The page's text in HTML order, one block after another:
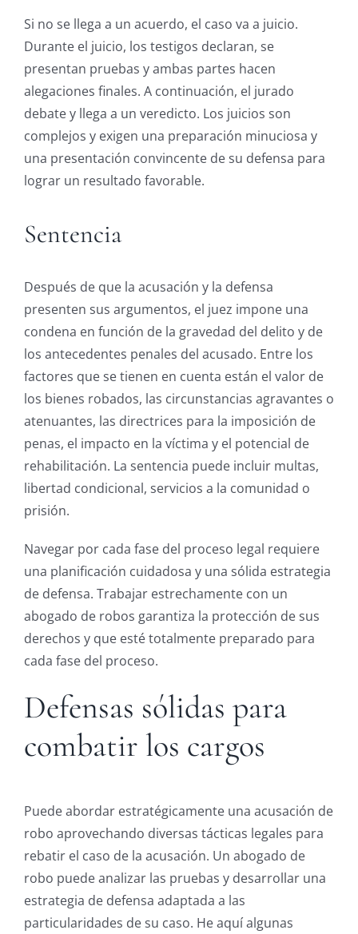
Si no se llega a un acuerdo, el caso va a juicio.
Durante el juicio, los testigos declaran, se
presentan pruebas y ambas partes hacen
alegaciones finales. A continuación, el jurado
debate y llega a un veredicto. Los juicios son
complejos y exigen una preparación minuciosa y
una presentación convincente de su defensa para
lograr un resultado favorable.
Sentencia
Después de que la acusación y la defensa
presenten sus argumentos, el juez impone una
condena en función de la gravedad del delito y de
los antecedentes penales del acusado. Entre los
factores que se tienen en cuenta están el valor de
los bienes robados, las circunstancias agravantes o
atenuantes, las directrices para la imposición de
penas, el impacto en la víctima y el potencial de
rehabilitación. La sentencia puede incluir multas,
libertad condicional, servicios a la comunidad o
prisión.
Navegar por cada fase del proceso legal requiere
una planificación cuidadosa y una sólida estrategia
de defensa. Trabajar estrechamente con un
abogado de robos garantiza la protección de sus
derechos y que esté totalmente preparado para
cada fase del proceso.
Defensas sólidas para
combatir los cargos
Puede abordar estratégicamente una acusación de
robo aprovechando diversas tácticas legales para
rebatir el caso de la acusación. Un abogado de
robo puede analizar las pruebas y desarrollar una
estrategia de defensa adaptada a las
particularidades de su caso. He aquí algunas